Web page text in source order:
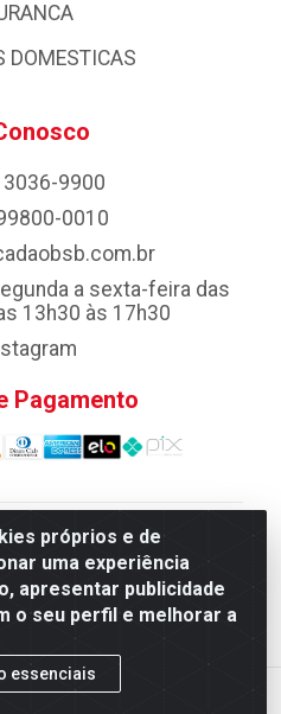
próprios e de
uma experiência
apresentar publicidade
o seu perfil e melhorar a
essenciais
DOMESTICAS
3036-9900
0010
a sexta-feira das
13h30 às 17h30
Pagamento
Queiroz Comercio e
Qi 10 Lotes 39 e, 41 - Setor
DF - CEP 72.135-100 -
0001-80